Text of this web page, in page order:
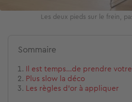
Les deux pieds sur le frein,
Sommaire
Il est temps…de prendre
Plus slow la déco
Les règles d’or à appliquer